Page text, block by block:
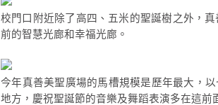
校門口附近除了高四、五米的聖誕樹之外，
前的智慧光廊和幸福光廊。
今年真善美聖廣場的馬槽規模是歷年最大，
地方，慶祝聖誕節的音樂及舞蹈表演多在這前